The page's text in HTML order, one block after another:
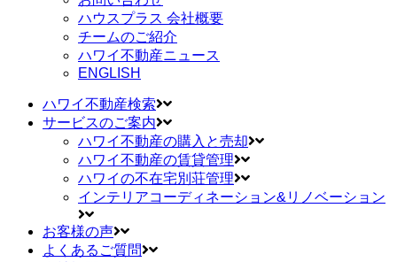
ハウスプラス 会社概要
チームのご紹介
ハワイ不動産ニュース
ENGLISH
ハワイ不動産検索
サービスのご案内
ハワイ不動産の購入と売却
ハワイ不動産の賃貸管理
ハワイの不在宅別荘管理
インテリアコーディネーション&リノベーション
お客様の声
よくあるご質問